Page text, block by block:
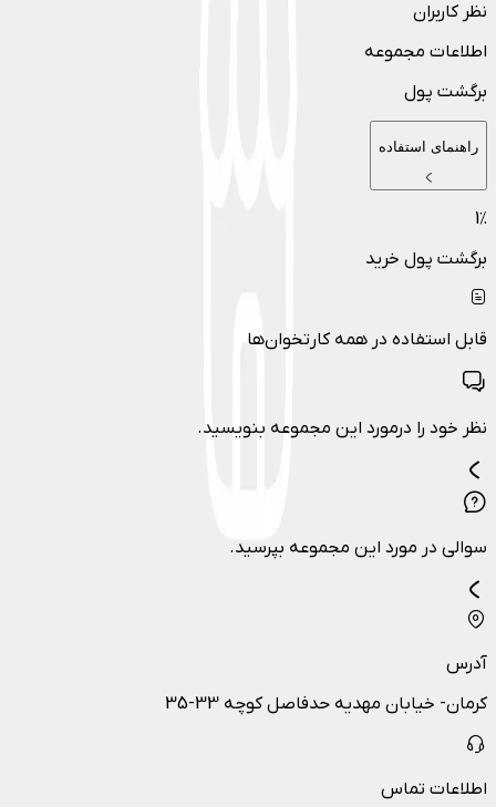
نظر کاربران
اطلاعات مجموعه
برگشت پول
راهنمای استفاده
1٪
برگشت پول خرید
قابل استفاده در همه کارتخوان‌ها
نظر خود را درمورد این مجموعه بنویسید.
سوالی در مورد این مجموعه بپرسید.
آدرس
کرمان- خیابان مهدیه حدفاصل کوچه 33-35
اطلاعات تماس